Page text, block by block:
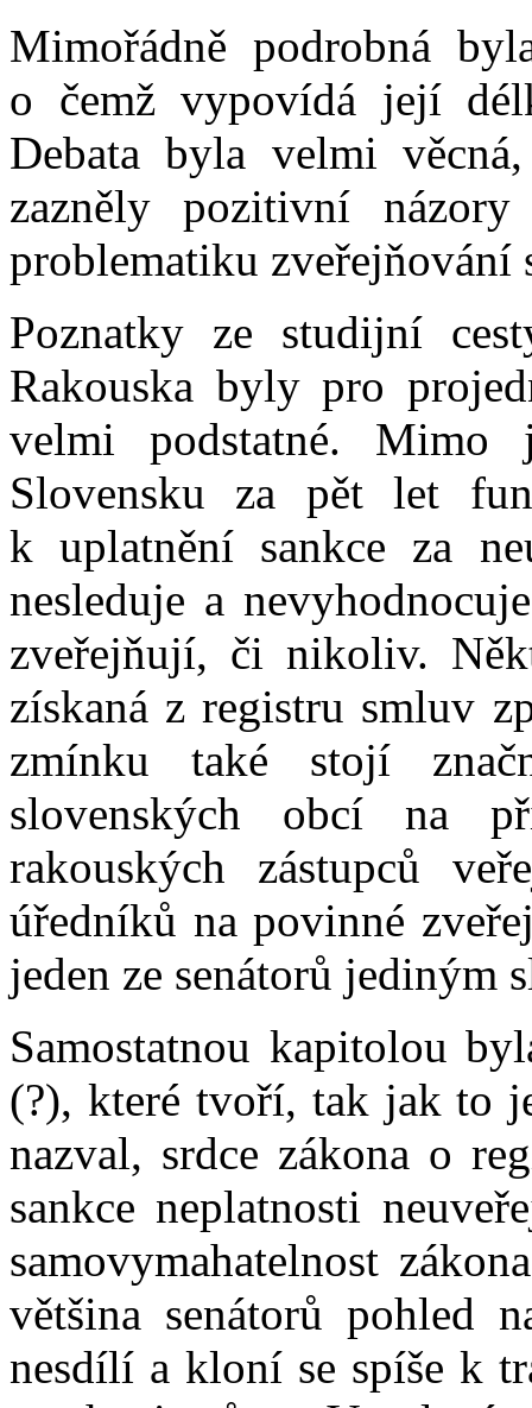
Mimořádně podrobná
o čemž vypovídá její
Debata byla velmi
zazněly pozitivní
problematiku zveřejňování
Poznatky ze studijní
Rakouska byly pro
velmi podstatné.
Slovensku za pět let
k uplatnění sankce za
nesleduje a
zveřejňují, či nikoliv.
získaná z registru smluv
zmínku také stojí
slovenských obcí na
rakouských zástupců
úředníků na povinné
jeden ze senátorů jediným
Samostatnou kapitolou
(?), které tvoří, tak jak to
nazval, srdce zákona o
sankce neplatnosti
samovymahatelnost
většina senátorů pohled
nesdílí a kloní se spíše k